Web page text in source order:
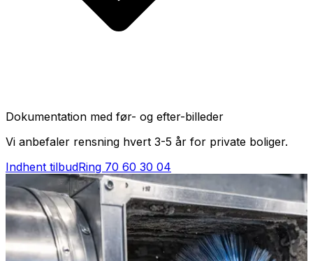
Dokumentation med før- og efter-billeder
Vi anbefaler rensning hvert 3-5 år for private boliger.
Indhent tilbudRing 70 60 30 04